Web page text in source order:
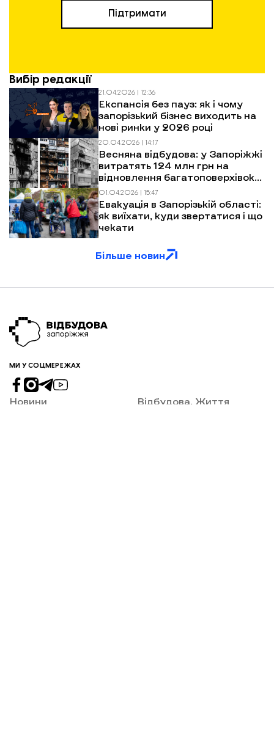
Підтримати
Вибір редакції
21.04.2026 | 12:36
Експансія без пауз: як і чому
запорізький бізнес виходить на
нові ринки у 2026 році
20.04.2026 | 14:17
Весняна відбудова: у Запоріжжі
витратять 124 млн грн на
відновлення багатоповерхівок
після обстрілів
01.04.2026 | 15:47
Евакуація в Запорізькій області:
як виїхати, куди звертатися і що
чекати
Більше новин
МИ У СОЦМЕРЕЖАХ
Новини
Відбудова. Життя